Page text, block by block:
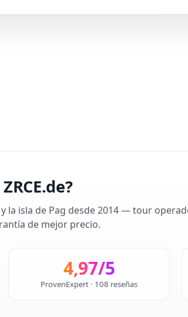
la isla de Pag desde 2014 — tour
de mejor precio.
4,97/5
ProvenExpert · 108 reseñas